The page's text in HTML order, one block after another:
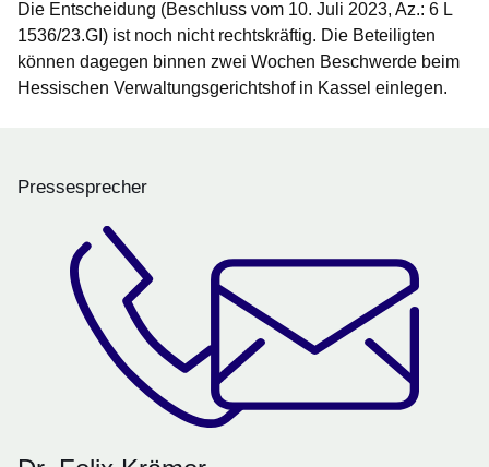
Die Entscheidung (Beschluss vom 10. Juli 2023, Az.: 6 L
1536/23.GI) ist noch nicht rechtskräftig. Die Beteiligten
können dagegen binnen zwei Wochen Beschwerde beim
Hessischen Verwaltungsgerichtshof in Kassel einlegen.
Pressesprecher